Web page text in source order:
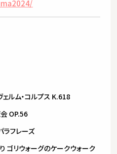
ェルム・コルプス K.618
会 OP.56
ラフレーズ
ゴリウォーグのケークウォーク